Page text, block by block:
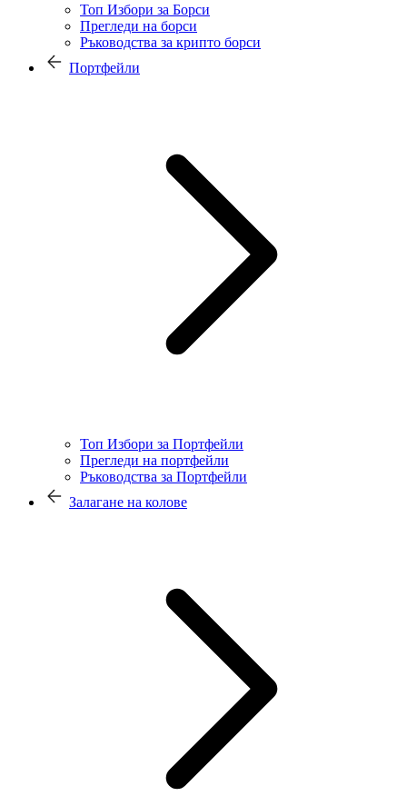
Топ Избори за Борси
Прегледи на борси
Ръководства за крипто борси
Портфейли
Топ Избори за Портфейли
Прегледи на портфейли
Ръководства за Портфейли
Залагане на колове